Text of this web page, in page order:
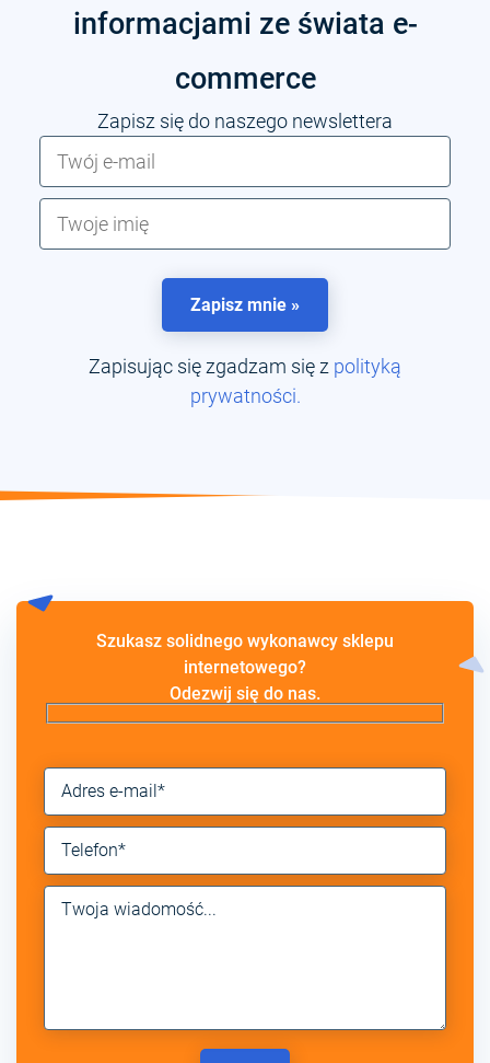
informacjami ze świata e-
commerce
Zapisz się do naszego newslettera
Zapisz mnie »
Zapisując się zgadzam się z polityką
prywatności.
Szukasz solidnego wykonawcy sklepu
internetowego?
Odezwij się do nas.